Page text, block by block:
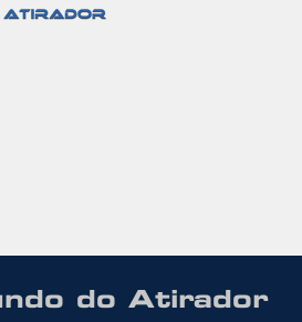
do Atirador